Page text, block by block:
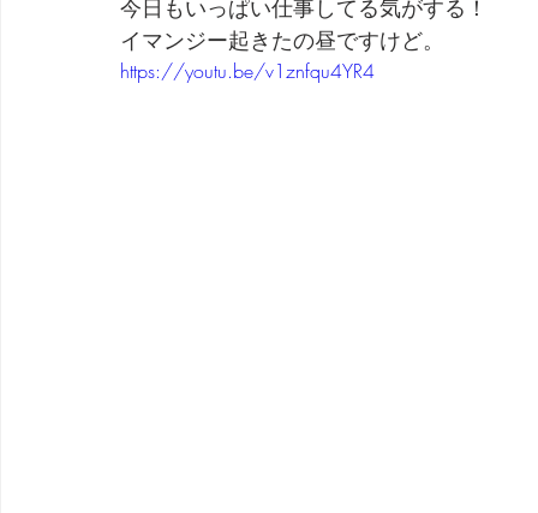
劇団 Avan 劇伴が出来るまでを追ったドキュメンタリー
今日もいっぱい仕事してる気がする！
イマンジー起きたの昼ですけど。
https://youtu.be/v1znfqu4YR4